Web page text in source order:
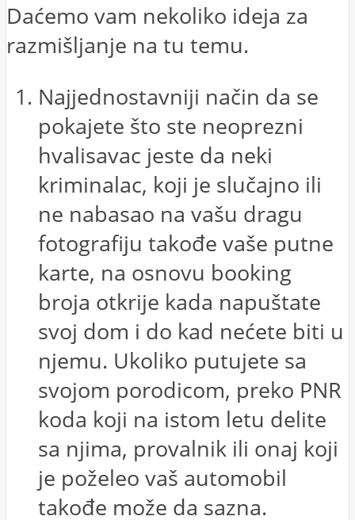
Daćemo vam nekoliko ideja za
razmišljanje na tu temu.
Najjednostavniji način da se
pokajete što ste neoprezni
hvalisavac jeste da neki
kriminalac, koji je slučajno ili
ne nabasao na vašu dragu
fotografiju takođe vaše putne
karte, na osnovu booking
broja otkrije kada napuštate
svoj dom i do kad nećete biti u
njemu. Ukoliko putujete sa
svojom porodicom, preko PNR
koda koji na istom letu delite
sa njima, provalnik ili onaj koji
je poželeo vaš automobil
takođe može da sazna.